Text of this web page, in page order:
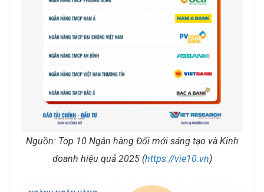
Nguồn: Top 10 Ngân hàng Đổi mới sáng tạo và Kinh
doanh hiệu quả 2025 (https://vie10.vn)